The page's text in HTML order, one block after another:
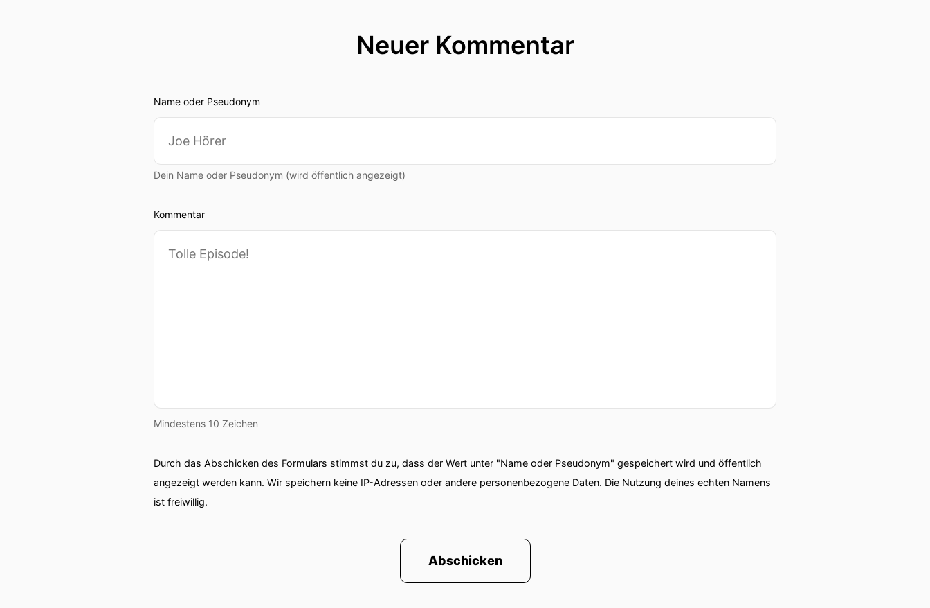
Neuer Kommentar
Name oder Pseudonym
Dein Name oder Pseudonym (wird öffentlich angezeigt)
Kommentar
Mindestens 10 Zeichen
Durch das Abschicken des Formulars stimmst du zu, dass der Wert unter "Name oder Pseudonym" gespeichert wird und öffentlich
angezeigt werden kann. Wir speichern keine IP-Adressen oder andere personenbezogene Daten. Die Nutzung deines echten Namens
ist freiwillig.
Abschicken